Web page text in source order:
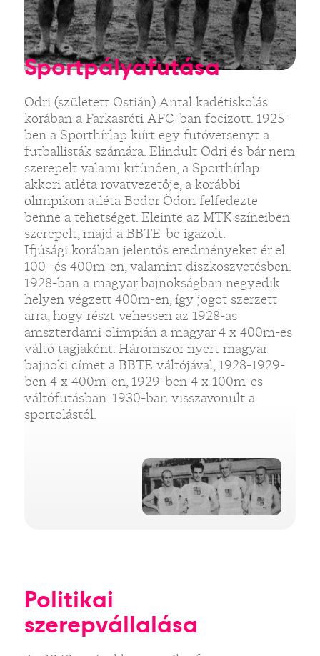
Sportpályafutása
Odri (született Ostián) Antal kadétiskolás
korában a Farkasréti AFC-ban focizott. 1925-
ben a Sporthírlap kiírt egy futóversenyt a
futballisták számára. Elindult Odri és bár nem
szerepelt valami kitűnően, a Sporthírlap
akkori atléta rovatvezetője, a korábbi
olimpikon atléta Bodor Ödön felfedezte
benne a tehetséget. Eleinte az MTK színeiben
szerepelt, majd a BBTE-be igazolt.
Ifjúsági korában jelentős eredményeket ér el
100- és 400m-en, valamint diszkoszvetésben.
1928-ban a magyar bajnokságban negyedik
helyen végzett 400m-en, így jogot szerzett
arra, hogy részt vehessen az 1928-as
amszterdami olimpián a magyar 4 x 400m-es
váltó tagjaként. Háromszor nyert magyar
bajnoki címet a BBTE váltójával, 1928-1929-
ben 4 x 400m-en, 1929-ben 4 x 100m-es
váltófutásban. 1930-ban visszavonult a
sportolástól.
Politikai
szerepvállalása